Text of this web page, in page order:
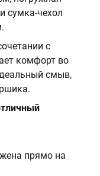
сумка-чехол
с
комфорт во
смыв,
прямо на